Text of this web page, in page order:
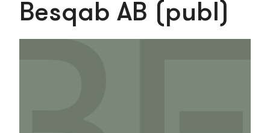
Besqab AB (publ)